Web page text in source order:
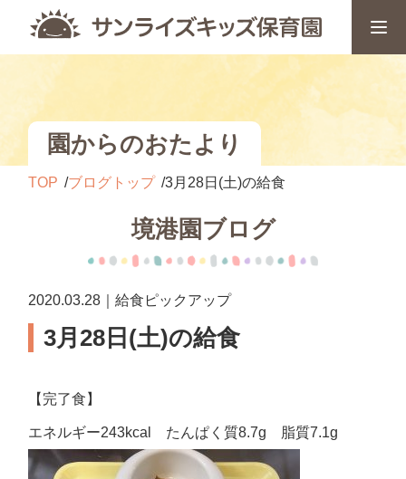
園からのおたより
TOP ブログトップ 3月28日(土)の給食
境港園ブログ
2020.03.28｜給食ピックアップ
3月28日(土)の給食
【完了食】
エネルギー243kcal たんぱく質8.7g 脂質7.1g